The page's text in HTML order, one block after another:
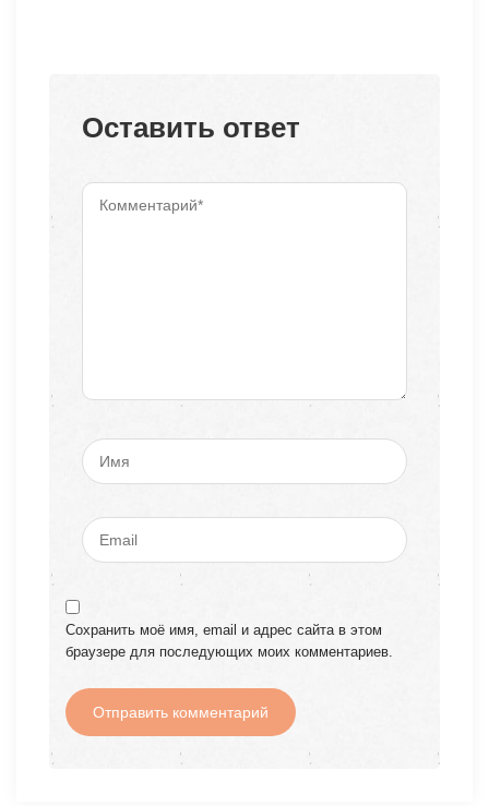
Оставить ответ
Сохранить моё имя, email и адрес сайта в этом
браузере для последующих моих комментариев.